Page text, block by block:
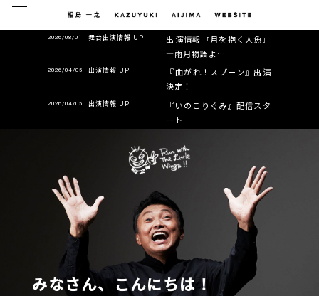
MENU
2026/08/01 舞台出演情報 UP
出演情報『月を抱く人魚』
―雨月物語よ…
2026/04/05 出演情報 UP
『曲がれ！スプーン』出演
決定！
2026/04/05 出演情報 UP
『いのこりぐみ』配信スタ
ート
みなさん、こんにちは！